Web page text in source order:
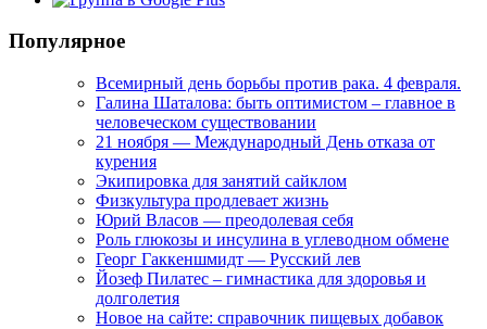
Популярное
Всемирный день борьбы против рака. 4 февраля.
Галина Шаталова: быть оптимистом – главное в
человеческом существовании
21 ноября — Международный День отказа от
курения
Экипировка для занятий сайклом
Физкультура продлевает жизнь
Юрий Власов — преодолевая себя
Роль глюкозы и инсулина в углеводном обмене
Георг Гаккеншмидт — Русский лев
Йозеф Пилатес – гимнастика для здоровья и
долголетия
Новое на сайте: справочник пищевых добавок